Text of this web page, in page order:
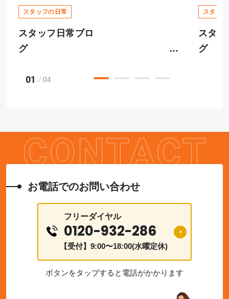
スタッフの日常
スタッフ日常ブロ
グ
スタッ
スタ
01 04
お電話でのお問い合わせ
フリーダイヤル
0120-932-286
【受付】9:00〜18:00(水曜定休)
ボタンをタップすると電話がかかります